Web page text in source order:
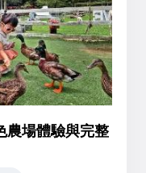
農場體驗與完整